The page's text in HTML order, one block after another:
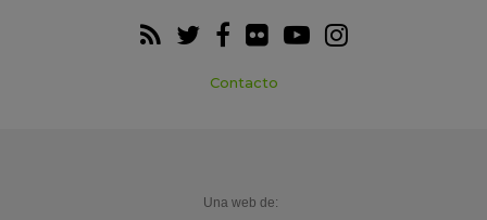
Contacto
Una web de: